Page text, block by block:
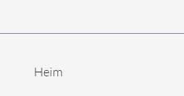
Heim